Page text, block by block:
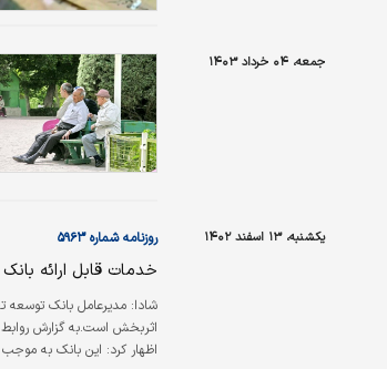
جمعه، ۰۴ خرداد ۱۴۰۳
یکشنبه، ۱۳ اسفند ۱۴۰۲ روزنامه شماره ۵۹۶۳
خدمات قابل ارائه
شادا: مدیرعامل بانک توسعه
اثربخش است.به گزارش